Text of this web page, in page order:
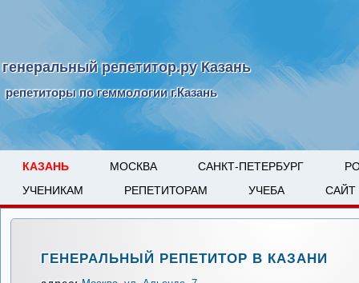
генеральный репетитор.ру Казань
репетиторы по геммологии г.Казань
КАЗАНЬ МОСКВА САНКТ-ПЕТЕРБУРГ
УЧЕНИКАМ
РЕПЕТИТОРАМ УЧЕБА САЙТ
ГЕНЕРАЛЬНЫЙ РЕПЕТИТОР В КАЗАНИ